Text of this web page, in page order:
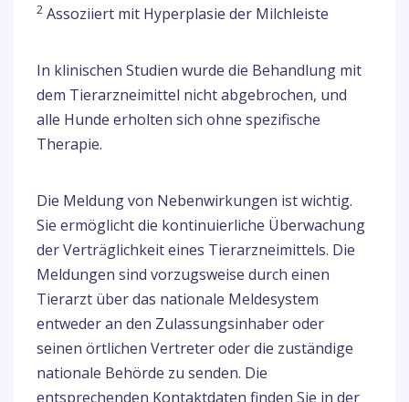
2 Assoziiert mit Hyperplasie der Milchleiste
In klinischen Studien wurde die Behandlung mit
dem Tierarzneimittel nicht abgebrochen, und
alle Hunde erholten sich ohne spezifische
Therapie.
Die Meldung von Nebenwirkungen ist wichtig.
Sie ermöglicht die kontinuierliche Überwachung
der Verträglichkeit eines Tierarzneimittels. Die
Meldungen sind vorzugsweise durch einen
Tierarzt über das nationale Meldesystem
entweder an den Zulassungsinhaber oder
seinen örtlichen Vertreter oder die zuständige
nationale Behörde zu senden. Die
entsprechenden Kontaktdaten finden Sie in der